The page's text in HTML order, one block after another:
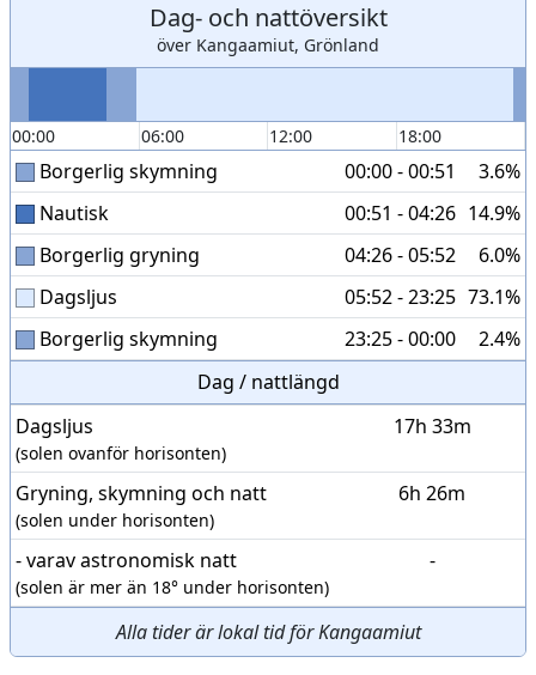
Dag- och nattöversikt
över Kangaamiut, Grönland
00:00 06:00 12:00 18:00
Borgerlig skymning 00:00 - 00:51
3.6%
Nautisk
00:51 - 04:26 14.9%
Borgerlig gryning
04:26 - 05:52
6.0%
Dagsljus
05:52 - 23:25 73.1%
Borgerlig skymning
23:25 - 00:00
2.4%
Dag / nattlängd
Dagsljus
(solen ovanför horisonten)
17h 33m
Gryning, skymning och natt
(solen under horisonten)
6h 26m
- varav astronomisk natt
(solen är mer än 18° under horisonten)
-
Alla tider är lokal tid för Kangaamiut